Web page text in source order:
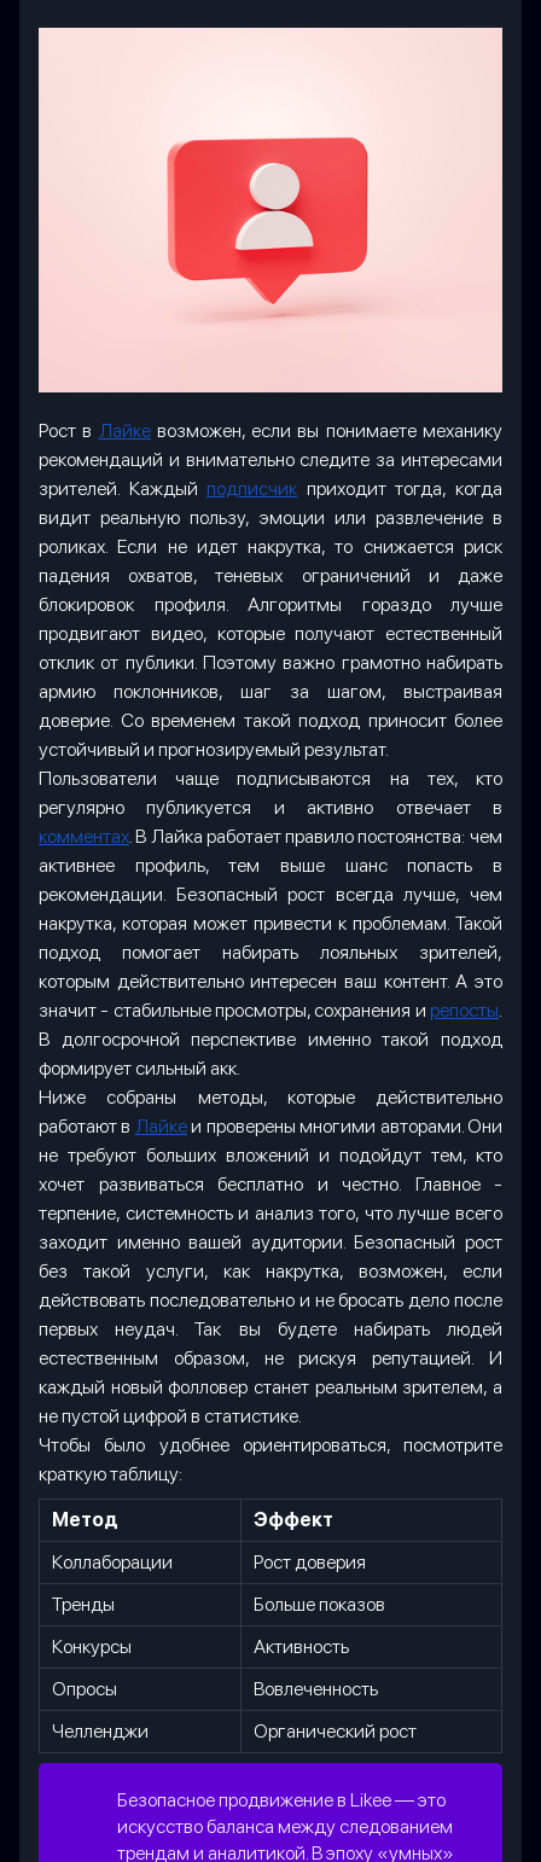
Рост в Лайкевозможен, если вы понимаете механику
рекомендаций и внимательно следите за интересами
зрителей. Каждый подписчик приходит тогда, когда
видит реальную пользу, эмоции или развлечение в
роликах. Если не идет накрутка, то снижается риск
падения охватов, теневых ограничений и даже
блокировок профиля. Алгоритмы гораздо лучше
продвигают видео, которые получают естественный
отклик от публики. Поэтому важно грамотно набирать
армию поклонников, шаг за шагом, выстраивая
доверие. Со временем такой подход приносит более
устойчивый и прогнозируемый результат.
Пользователи чаще подписываются на тех, кто
регулярно публикуется и активно отвечает в
комментах . В Лайка работает правило постоянства: чем
активнее профиль, тем выше шанс попасть в
рекомендации. Безопасный рост всегда лучше, чем
накрутка, которая может привести к проблемам. Такой
подход помогает набирать лояльных зрителей,
которым действительно интересен ваш контент. А это
значит - стабильные просмотры, сохранения и репосты
В долгосрочной перспективе именно такой подход
формирует сильный акк.
Ниже собраны методы, которые действительно
работают в Лайкеи проверены многими авторами. Они
не требуют больших вложений и подойдут тем, кто
хочет развиваться бесплатно и честно. Главное -
терпение, системность и анализ того, что лучше всего
заходит именно вашей аудитории. Безопасный рост
без такой услуги, как накрутка, возможен, если
действовать последовательно и не бросать дело после
первых неудач. Так вы будете набирать людей
естественным образом, не рискуя репутацией. И
каждый новый фолловер станет реальным зрителем, а
не пустой цифрой в статистике.
Чтобы было удобнее ориентироваться, посмотрите
краткую таблицу:
Метод
Эффект
Коллаборации
Рост доверия
Тренды
Больше показов
Конкурсы
Активность
Опросы
Вовлеченность
Челленджи
Органический рост
Безопасное продвижение в Likee — это
искусство баланса между следованием
трендам и аналитикой. В эпоху «умных»